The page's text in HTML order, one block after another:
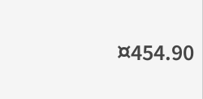
¤454.90